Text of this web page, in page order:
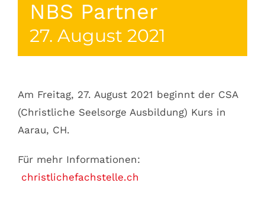
NBS Partner
27. August 2021
Am Freitag, 27. August 2021 beginnt der CSA
(Christliche Seelsorge Ausbildung) Kurs in
Aarau, CH.
Für mehr Informationen:
christlichefachstelle.ch